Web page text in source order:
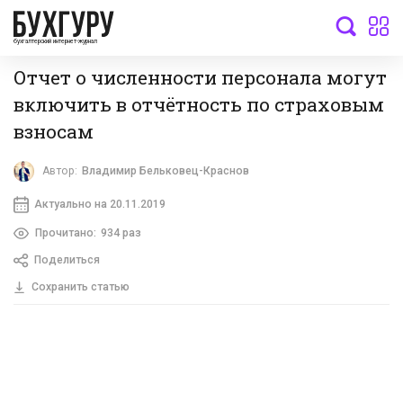
бухгалтерский интернет-журнал
Отчет о численности персонала могут
включить в отчётность по страховым
взносам
Автор: Владимир Бельковец-Краснов
Актуально на 20.11.2019
Прочитано: 934 раз
Поделиться
Сохранить статью